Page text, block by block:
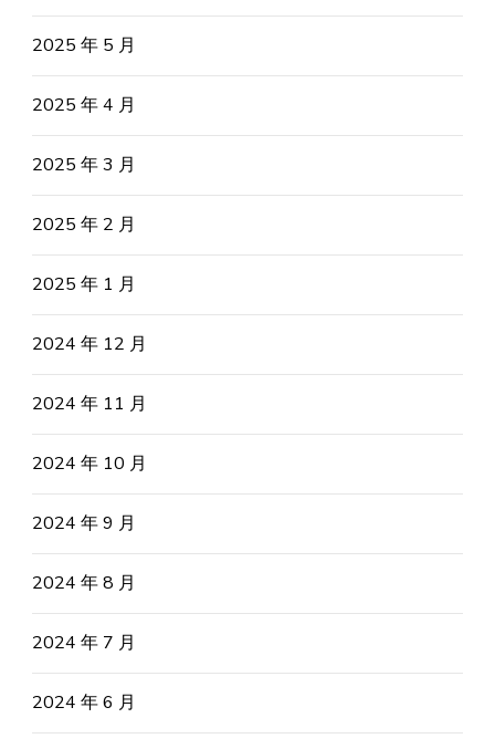
2025 年 5 月
2025 年 4 月
2025 年 3 月
2025 年 2 月
2025 年 1 月
2024 年 12 月
2024 年 11 月
2024 年 10 月
2024 年 9 月
2024 年 8 月
2024 年 7 月
2024 年 6 月